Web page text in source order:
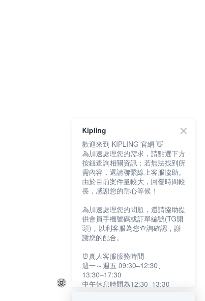
Kipling
歡迎來到 KIPLING 官網 👋
為加速處理您的需求，請點選下方
按鈕查詢相關資訊；若無法找到所
需內容，還請聯繫線上客服協助。
由於目前案件量較大，回覆時間較
長，感謝您的耐心等候！
為加速處理您的問題，還請協助提
供會員手機號碼或訂單編號(TG開
頭)，以利客服為您查詢確認，謝
謝您的配合。
⏰真人客服服務時間
週一～週五 09:30–12:30、
13:30–17:30
中午休息時間為12:30–13:30